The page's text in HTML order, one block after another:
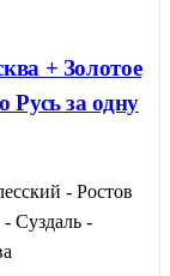
+ Золотое
Русь за одну
- Ростов
Суздаль -